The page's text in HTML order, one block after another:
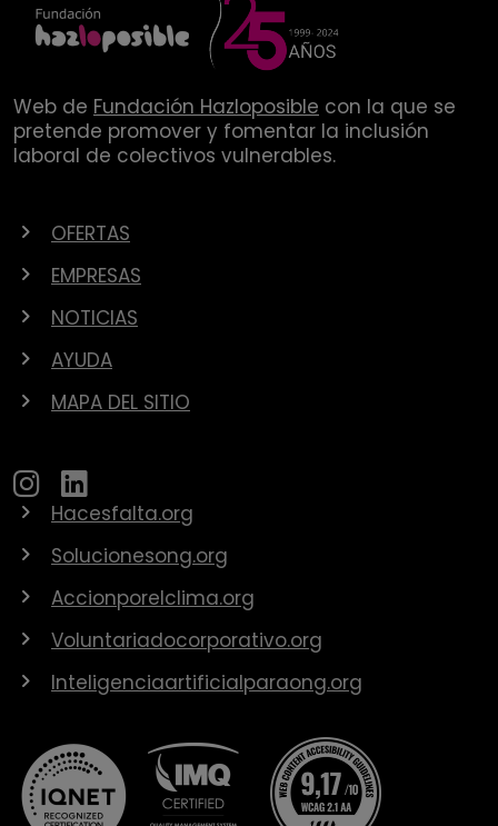
Web de Fundación Hazloposible con la que se
pretende promover y fomentar la inclusión
laboral de colectivos vulnerables.
OFERTAS
EMPRESAS
NOTICIAS
AYUDA
MAPA DEL SITIO
Hacesfalta.org
Solucionesong.org
Accionporelclima.org
Voluntariadocorporativo.org
Inteligenciaartificialparaong.org